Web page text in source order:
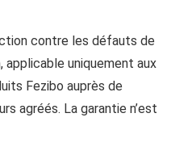
contre les défauts de
uniquement aux
Fezibo auprès de
agréés. La garantie n’est